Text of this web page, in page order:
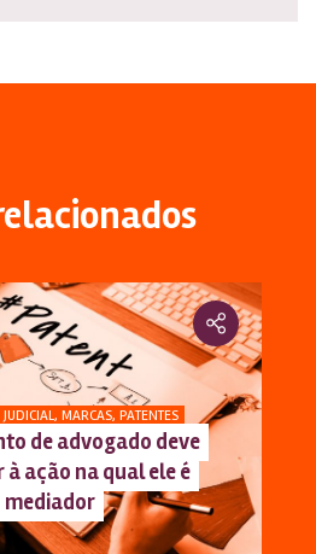
, MARCAS, PATENTES
de advogado deve
à ação na qual ele é
mediador